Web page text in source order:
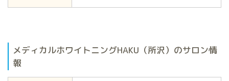
メディカルホワイトニングHAKU（所沢）のサロン情
報